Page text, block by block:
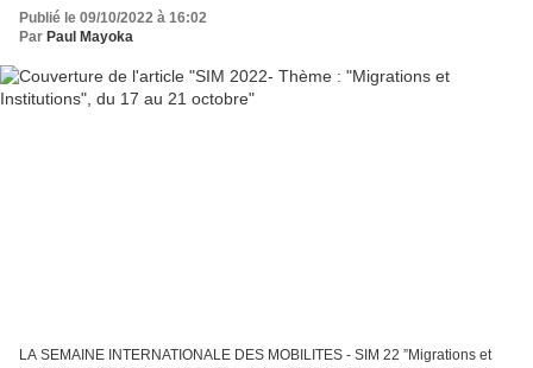
Publié le 09/10/2022 à 16:02
Par Paul Mayoka
LA SEMAINE INTERNATIONALE DES MOBILITES - SIM 22 ”Migrations et